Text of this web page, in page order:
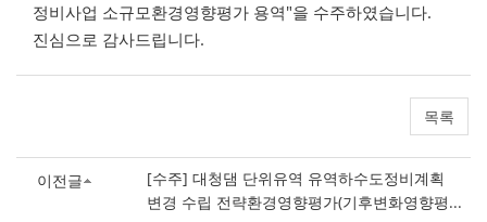
정비사업 소규모환경영향평가 용역"을 수주하였습니다.
진심으로 감사드립니다.
목록
이전글
[수주] 대청댐 단위유역 유역하수도정비계획
변경 수립 전략환경영향평가(기후변화영향평...